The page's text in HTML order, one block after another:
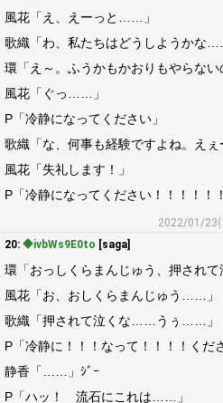
風花「え、えーっと……」
歌織「わ、私たちはどうしようかな
環「え～。ふうかもかおりもやらな
風花「ぐっ……」
P「冷静になってください」
歌織「な、何事も経験ですよね。えぇ
風花「失礼します！」
P「冷静になってください！！！！！
2022/01/23(
20: ◆ivbWs9E0to [saga]
環「おっしくらまんじゅう、押されて
風花「お、おしくらまんじゅう……」
歌織「押されて泣くな……うぅ……」
P「冷静に！！！なって！！！！くだ
静香「……」ｼﾞｰ
P「ハッ！ 流石にこれは……」